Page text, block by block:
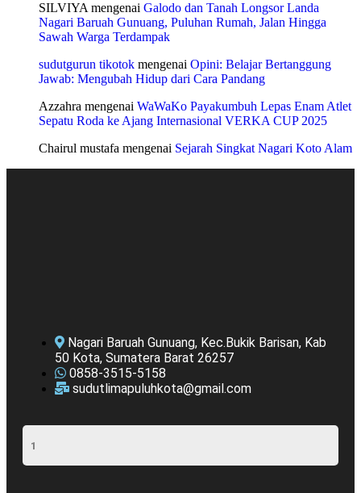
SILVIYAmengenai Galodo dan Tanah Longsor Landa
Nagari Baruah Gunuang, Puluhan Rumah, Jalan Hingga
Sawah Warga Terdampak
sudutgurun tikotok mengenai Opini: Belajar Bertanggung
Jawab: Mengubah Hidup dari Cara Pandang
Azzahra mengenai WaWaKo Payakumbuh Lepas Enam Atlet
Sepatu Roda ke Ajang Internasional VERKA CUP 2025
Chairul mustafa mengenai Sejarah Singkat Nagari Koto Alam
Nagari Baruah Gunuang, Kec.Bukik Barisan, Kab
50 Kota, Sumatera Barat 26257
0858-3515-5158
sudutlimapuluhkota@gmail.com